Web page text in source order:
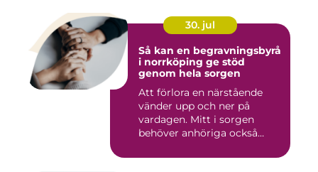
30. jul
Så kan en begravningsbyrå
i norrköping ge stöd
genom hela sorgen
Att förlora en närstående
vänder upp och ner på
vardagen. Mitt i sorgen
behöver anhöriga också